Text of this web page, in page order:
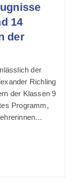
14
der
der
Richling
der Klassen 9
Programm,